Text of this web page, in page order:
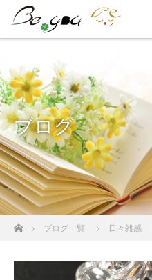
ブログ
ホームブログ一覧 日々雑感